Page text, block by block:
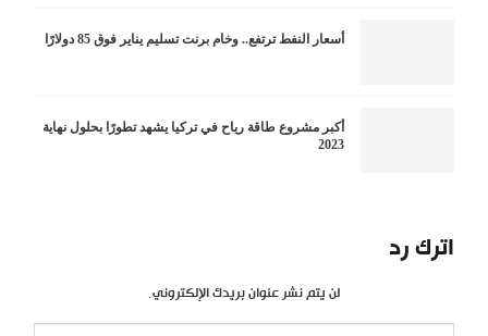
أسعار النفط ترتفع.. وخام برنت تسليم يناير فوق 85 دولارًا
أكبر مشروع طاقة رياح في تركيا يشهد تطورًا بحلول نهاية
2023
اترك رد
لن يتم نشر عنوان بريدك الإلكتروني.